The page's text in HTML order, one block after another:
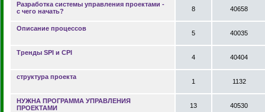
Разработка системы управления проектами -
с чего начать?
8 40658
Описание процессов
5 40035
Тренды SPI и CPI
4 40404
структура проекта
1 1132
НУЖНА ПРОГРАММА УПРАВЛЕНИЯ
ПРОЕКТАМИ
13 40530